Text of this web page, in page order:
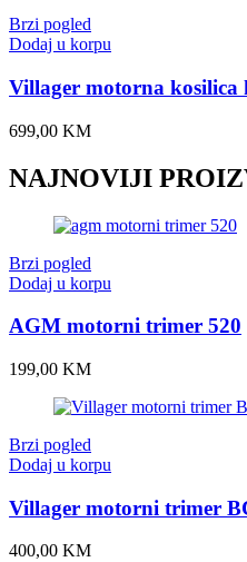
Brzi pogled
Dodaj u korpu
Villager motorna kosilica
699,00 KM
NAJNOVIJI
Brzi pogled
Dodaj u korpu
AGM motorni trimer 520
199,00 KM
Brzi pogled
Dodaj u korpu
Villager motorni trimer
400,00 KM